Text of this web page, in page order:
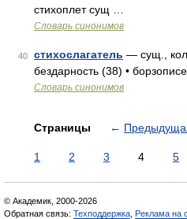
стихоплет сущ …
Словарь синонимов
40 стихослагатель — сущ., кол
бездарность (38) •
Словарь синонимов
Страницы ←
1 2 3 4 5
© Академик, 2000-2026
Обратная связь: Техподдержка Реклама на